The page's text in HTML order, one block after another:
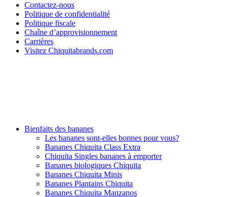
Contactez-nous
Politique de confidentialité
Politique fiscale
Chaîne d’approvisionnement
Carrières
Visitez Chiquitabrands.com
Bienfaits des bananes
Les bananes sont-elles bonnes pour vous?
Bananes Chiquita Class Extra
Chiquita Singles bananes à emporter
Bananes biologiques Chiquita
Bananes Chiquita Minis
Bananes Plantains Chiquita
Bananes Chiquita Manzanos